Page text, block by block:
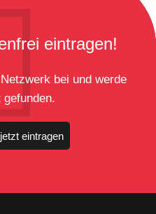
eintragen!
bei und werde
gefunden.
eintragen